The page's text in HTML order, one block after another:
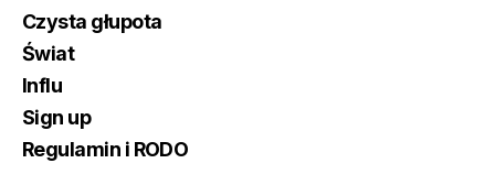
Czysta głupota
Świat
Influ
Sign up
Regulamin i RODO